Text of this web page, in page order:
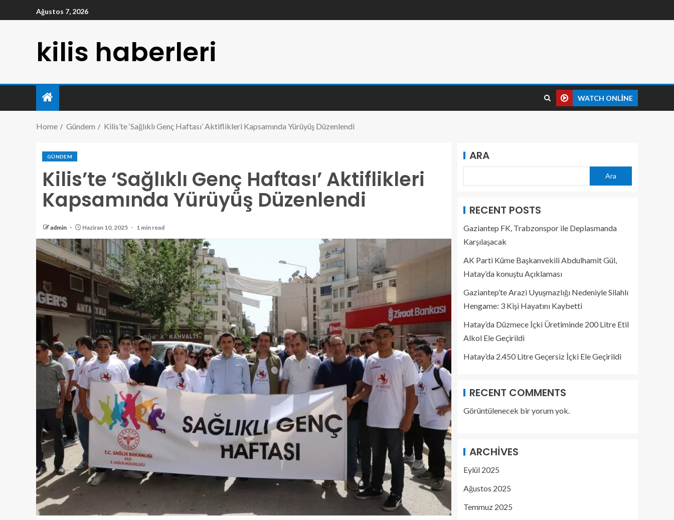
Ağustos 7, 2026
kilis haberleri
WATCH ONLINE
Home Gündem Kilis’te ‘Sağlıklı Genç Haftası’ Aktiflikleri Kapsamında Yürüyüş Düzenlendi
GÜNDEM
Kilis’te ‘Sağlıklı Genç Haftası’ Aktiflikleri
Kapsamında Yürüyüş Düzenlendi
admin Haziran 10, 2025 1 min read
ARA
Ara
RECENT POSTS
Gaziantep FK, Trabzonspor ile Deplasmanda
Karşılaşacak
AK Parti Küme Başkanvekili Abdulhamit Gül,
Hatay’da konuştu Açıklaması
Gaziantep’te Arazi Uyuşmazlığı Nedeniyle Silahlı
Hengame: 3 Kişi Hayatını Kaybetti
Hatay’da Düzmece İçki Üretiminde 200 Litre Etil
Alkol Ele Geçirildi
Hatay’da 2.450 Litre Geçersiz İçki Ele Geçirildi
RECENT COMMENTS
Görüntülenecek bir yorum yok.
ARCHIVES
Eylül 2025
Ağustos 2025
Temmuz 2025